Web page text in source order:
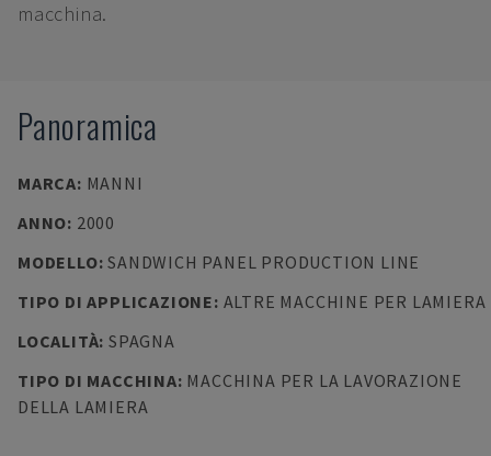
macchina.
Panoramica
MARCA: MANNI
ANNO: 2000
MODELLO:SANDWICH PANEL PRODUCTION LINE
TIPO DI APPLICAZIONE: ALTRE MACCHINE PER LAMIERA
LOCALITÀ: SPAGNA
TIPO DI MACCHINA: MACCHINA PER LA LAVORAZIONE
DELLA LAMIERA